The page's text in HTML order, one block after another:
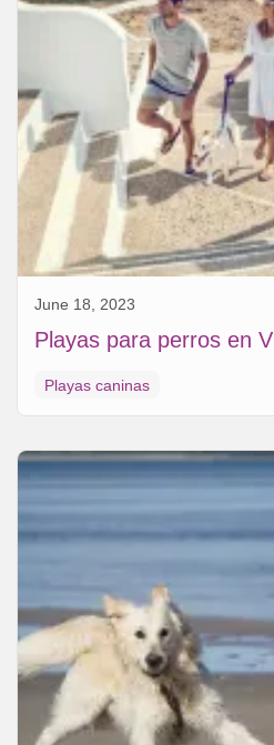
June 18, 2023
Playas para perros en
Playas caninas